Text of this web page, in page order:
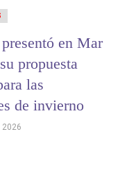
en Mar
propuesta
las
de invierno
2026